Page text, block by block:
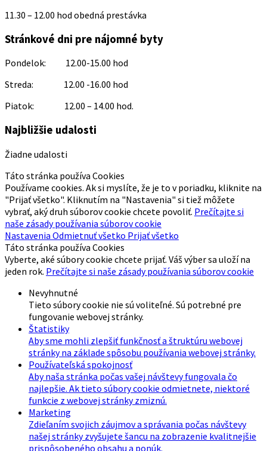
11.30 – 12.00 hod obedná prestávka
Stránkové dni pre nájomné byty
Pondelok: 12.00-15.00 hod
Streda: 12.00 -16.00 hod
Piatok: 12.00 – 14.00 hod.
Najbližšie udalosti
Žiadne udalosti
Táto stránka používa Cookies
Používame cookies. Ak si myslíte, že je to v poriadku, kliknite na
"Prijať všetko". Kliknutím na "Nastavenia" si tiež môžete
vybrať, aký druh súborov cookie chcete povoliť. Prečítajte si
naše zásady používania súborov cookie
Nastavenia Odmietnuť všetko Prijať všetko
Táto stránka používa Cookies
Vyberte, aké súbory cookie chcete prijať. Váš výber sa uloží na
jeden rok. Prečítajte si naše zásady používania súborov cookie
Nevyhnutné
Tieto súbory cookie nie sú voliteľné. Sú potrebné pre
fungovanie webovej stránky.
Štatistiky
Aby sme mohli zlepšiť funkčnosť a štruktúru webovej
stránky na základe spôsobu používania webovej stránky.
Používateľská spokojnosť
Aby naša stránka počas vašej návštevy fungovala čo
najlepšie. Ak tieto súbory cookie odmietnete, niektoré
funkcie z webovej stránky zmiznú.
Marketing
Zdieľaním svojich záujmov a správania počas návštevy
našej stránky zvyšujete šancu na zobrazenie kvalitnejšie
prispôsobeného obsahu a ponúk.